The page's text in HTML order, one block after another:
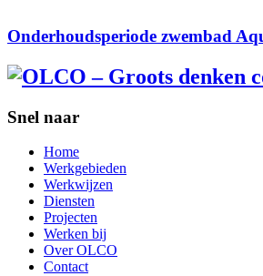
Onderhoudsperiode zwembad
Snel naar
Home
Werkgebieden
Werkwijzen
Diensten
Projecten
Werken bij
Over OLCO
Contact